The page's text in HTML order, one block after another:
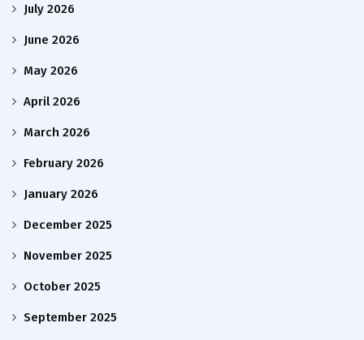
July 2026
June 2026
May 2026
April 2026
March 2026
February 2026
January 2026
December 2025
November 2025
October 2025
September 2025